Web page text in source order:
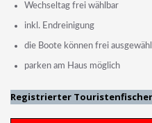
Wechseltag frei wählbar
inkl. Endreinigung
die Boote können frei
parken am Haus möglich
Registrierter